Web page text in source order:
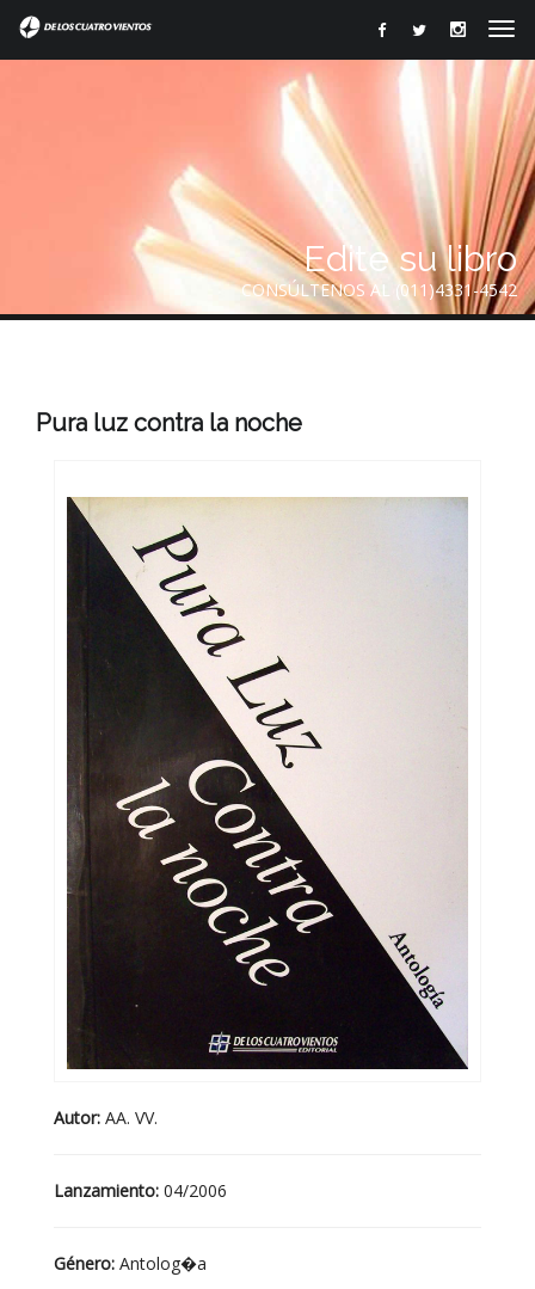
Edite su libro
CONSÚLTENOS AL (011)4331-4542
Pura luz contra la noche
Autor: AA. VV.
Lanzamiento: 04/2006
Género: Antolog�a